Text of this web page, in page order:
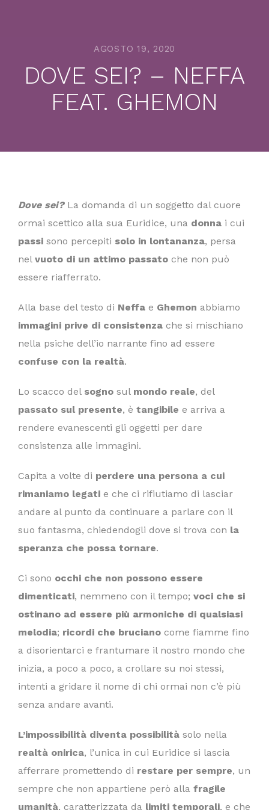
AGOSTO 19, 2020
DOVE SEI? – NEFFA
FEAT. GHEMON
Dove sei?La domanda di un soggetto dal cuore
ormai scettico alla sua Euridice, una donna i cui
passi sono percepiti solo in lontananza, persa
nel vuoto di un attimo passato che non può
essere riafferrato.
Alla base del testo di Neffa e Ghemon abbiamo
immagini prive di consistenza che si mischiano
nella psiche dell’io narrante fino ad essere
confuse con la realtà.
Lo scacco del sogno sul mondo reale, del
passato sul presente, è tangibile e arriva a
rendere evanescenti gli oggetti per dare
consistenza alle immagini.
Capita a volte di perdere una persona a cui
rimaniamo legati e che ci rifiutiamo di lasciar
andare al punto da continuare a parlare con il
suo fantasma, chiedendogli dove si trova con la
speranza che possa tornare.
Ci sono occhi che non possono essere
dimenticati, nemmeno con il tempo; voci che si
ostinano ad essere più armoniche di qualsiasi
melodia; ricordi che bruciano come fiamme fino
a disorientarci e frantumare il nostro mondo che
inizia, a poco a poco, a crollare su noi stessi,
intenti a gridare il nome di chi ormai non c’è più
senza andare avanti.
L’impossibilità diventa possibilità solo nella
realtà onirica, l’unica in cui Euridice si lascia
afferrare promettendo di restare per sempre, un
sempre che non appartiene però alla fragile
umanità, caratterizzata da limiti temporali, e che